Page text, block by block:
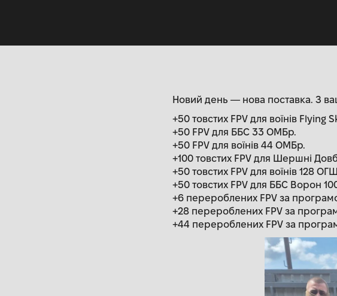
Новий день — нова поставка. З
+50 товстих FPV для воїнів Flying
+50 FPV для ББС 33 ОМБр.
+50 FPV для воїнів 44 ОМБр.
+100 товстих FPV для Шершні
+50 товстих FPV для воїнів 128
+50 товстих FPV для ББС Ворон
+6 перероблених FPV за
+28 перероблених FPV за
+44 перероблених FPV за